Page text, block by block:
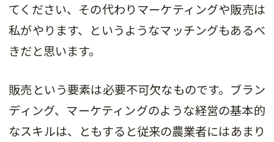
てください、その代わりマーケティングや販売は
私がやります、というようなマッチングもあるべ
きだと思います。
販売という要素は必要不可欠なものです。ブラン
ディング、マーケティングのような経営の基本的
なスキルは、ともすると従来の農業者にはあまり